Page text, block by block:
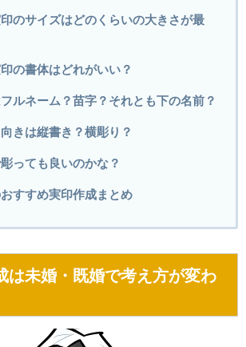
のサイズはどのくらいの大きさが最
の書体はどれがいい？
ルネーム？苗字？それとも下の名前？
きは縦書き？横彫り？
っても良いのかな？
すすめ実印作成まとめ
は未婚・既婚で考え方が変わ